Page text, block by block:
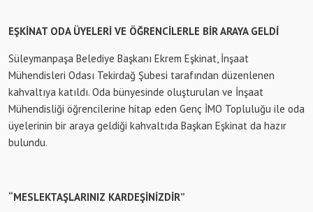
EŞKİNAT ODA ÜYELERİ VE ÖĞRENCİLERLE BİR ARAYA GELDİ
Süleymanpaşa Belediye Başkanı Ekrem Eşkinat, İnşaat
Mühendisleri Odası Tekirdağ Şubesi tarafından düzenlenen
kahvaltıya katıldı. Oda bünyesinde oluşturulan ve İnşaat
Mühendisliği öğrencilerine hitap eden Genç İMO Topluluğu ile oda
üyelerinin bir araya geldiği kahvaltıda Başkan Eşkinat da hazır
bulundu.
“MESLEKTAŞLARINIZ KARDEŞİNİZDİR”